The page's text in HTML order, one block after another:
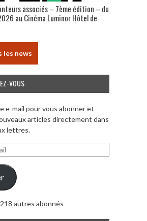
associés – 7ème édition – du
au Cinéma Luminor Hôtel de
news
VOUS
e-mail pour vous abonner et
articles directement dans
lettres.
autres abonnés